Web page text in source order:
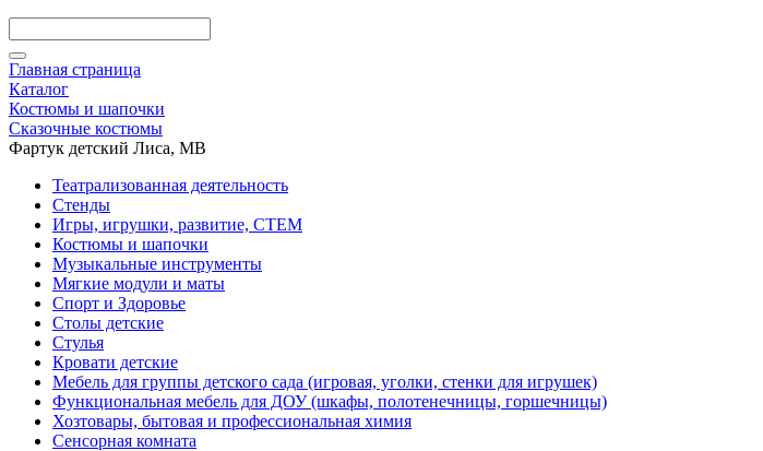
Главная страница
Каталог
Костюмы и шапочки
Сказочные костюмы
Фартук детский Лиса, МВ
Театрализованная деятельность
Стенды
Игры, игрушки, развитие, СТЕМ
Костюмы и шапочки
Музыкальные инструменты
Мягкие модули и маты
Спорт и Здоровье
Столы детские
Стулья
Кровати детские
Мебель для группы детского сада (игровая, уголки, стенки для игрушек)
Функциональная мебель для ДОУ (шкафы, полотенечницы, горшечницы)
Хозтовары, бытовая и профессиональная химия
Сенсорная комната